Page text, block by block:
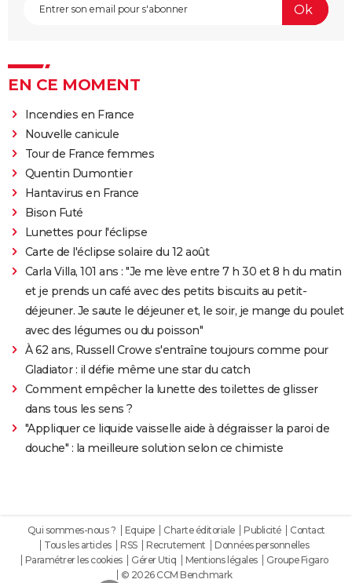
EN CE MOMENT
Incendies en France
Nouvelle canicule
Tour de France femmes
Quentin Dumontier
Hantavirus en France
Bison Futé
Lunettes pour l'éclipse
Carte de l'éclipse solaire du 12 août
Carla Villa, 101 ans : "Je me lève entre 7 h 30 et 8 h du matin
et je prends un café avec des petits biscuits au petit-
déjeuner. Je saute le déjeuner et, le soir, je mange du poulet
avec des légumes ou du poisson"
À 62 ans, Russell Crowe s'entraîne toujours comme pour
Gladiator : il défie même une star du catch
Comment empêcher la lunette des toilettes de glisser
dans tous les sens ?
"Appliquer ce liquide vaisselle aide à dégraisser la paroi de
douche" : la meilleure solution selon ce chimiste
Qui sommes-nous ? Equipe Charte éditoriale Publicité
Contact
Tous les articles
RSS Recrutement
Données personnelles
Paramétrer les cookies
Gérer Utiq Mentions légales
Groupe Figaro
© 2026 CCM Benchmark